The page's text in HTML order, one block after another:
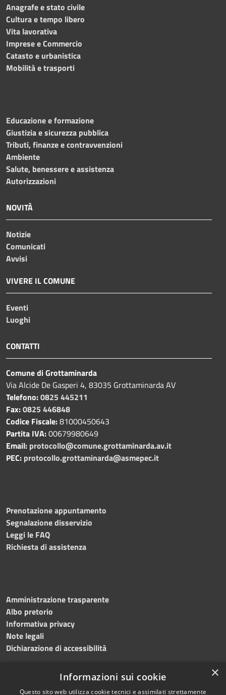
Anagrafe e stato civile
Cultura e tempo libero
Vita lavorativa
Imprese e Commercio
Catasto e urbanistica
Mobilità e trasporti
Educazione e formazione
Giustizia e sicurezza pubblica
Tributi, finanze e contravvenzioni
Ambiente
Salute, benessere e assistenza
Autorizzazioni
NOVITÀ
Notizie
Comunicati
Avvisi
VIVERE IL COMUNE
Eventi
Luoghi
CONTATTI
Comune di Grottaminarda
Via Alcide De Gasperi 4, 83035 Grottaminarda AV
Telefono:0825 445211
Fax:0825 446848
Codice Fiscale:81000450643
Partita IVA:00679980649
Email: protocollo@comune.grottaminarda.av.it
PEC: protocollo.grottaminarda@asmepec.it
Prenotazione appuntamento
Segnalazione disservizio
Leggi le FAQ
Richiesta di assistenza
Amministrazione trasparente
Albo pretorio
Informativa privacy
Note legali
Dichiarazione di accessibilità
×
Informazioni sui cookie
Questo sito web utilizza cookie tecnici e assimilati strettamente